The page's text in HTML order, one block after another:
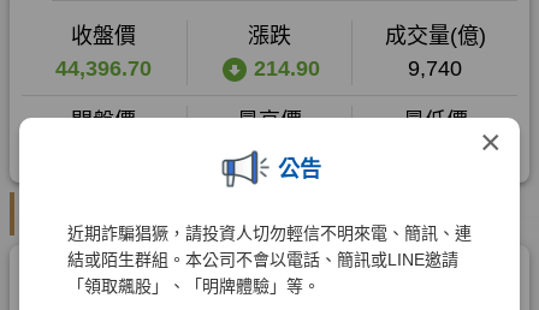
×
公告
近期詐騙猖獗，請投資人切勿輕信不明來電、簡訊、連
結或陌生群組。本公司不會以電話、簡訊或LINE邀請
「領取飆股」、「明牌體驗」等。